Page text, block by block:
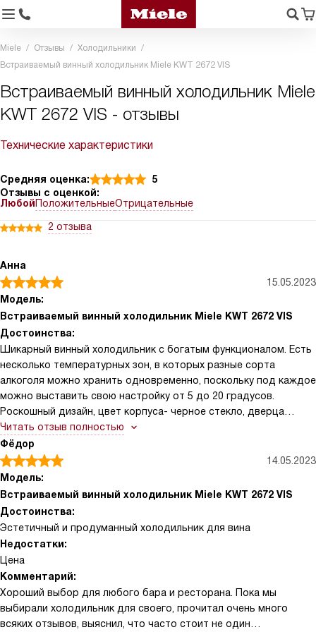
Miele Отзывы
Холодильники
Встраиваемый винный холодильник Miele KWT 2672 VIS
Встраиваемый винный холодильник Miele
KWT 2672 VIS - отзывы
Технические характеристики
Средняя оценка:
5
Отзывы с оценкой:
ЛюбойПоложительныеОтрицательные
2 отзыва
Анна
15.05.2023
Модель:
Встраиваемый винный холодильник Miele KWT 2672 VIS
Достоинства:
Шикарный винный холодильник с богатым функционалом. Есть
несколько температурных зон, в которых разные сорта
алкоголя можно хранить одновременно, поскольку под каждое
можно выставить свою настройку от 5 до 20 градусов.
Роскошный дизайн, цвет корпуса- черное стекло, дверца
стеклянная, со специальным защитным покрытием от влияния
ультрафиолетовых лучей. Предусмотрена возможность
перемещения дверцы на другую сторону. Холодильник
вместительный, на имеющихся 9 полках можно хранить до 91
бутылки объемом 0,75 литров. Удобное сенсорное управление,
красиво подсвечиваются. Есть сигнал открытой двери.
Читать отзыв полностью
Фёдор
14.05.2023
Модель:
Встраиваемый винный холодильник Miele KWT 2672 VIS
Достоинства:
Эстетичный и продуманный холодильник для вина
Недостатки:
Цена
Комментарий:
Хороший выбор для любого бара и ресторана. Пока мы
выбирали холодильник для своего, прочитал очень много
всяких отзывов, выяснил, что часто стоит не один